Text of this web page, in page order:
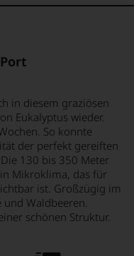
in diesem graziösen
Eukalyptus wieder.
So konnte
der perfekt gereiften
130 bis 350 Meter
Mikroklima, das für
ist. Großzügig im
und Waldbeeren.
schönen Struktur.